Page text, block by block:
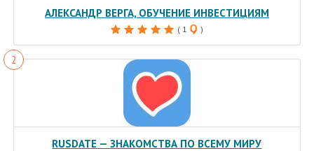
АЛЕКСАНДР ВЕРГА, ОБУЧЕНИЕ ИНВЕСТИЦИЯМ
( 1 )
RUSDATE — ЗНАКОМСТВА ПО ВСЕМУ МИРУ